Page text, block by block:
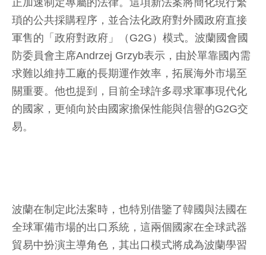
正加速制定專屬的法律。這項新法案將簡化現行繁
瑣的公共採購程序，並合法化政府對外國政府直接
軍售的「政府對政府」（G2G）模式。波蘭國會國
防委員會主席Andrzej Grzyb表示，由於單靠國內需
求難以維持工廠的長期運作效率，拓展海外市場至
關重要。他也提到，目前全球許多尋求軍事現代化
的國家，更傾向於由國家擔保性能與信譽的G2G交
易。
波蘭在制定此法案時，也特別借鑒了韓國與法國在
全球軍備市場的出口系統，這兩個國家在全球武器
貿易中扮演主導角色，其出口模式將成為波蘭學習